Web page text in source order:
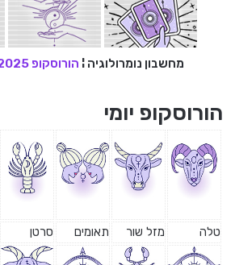
מחשבון נומרולוגיה ¦ הורוסקופ 2025
הורוסקופ יומי
טלה מזל שור תאומים סרטן